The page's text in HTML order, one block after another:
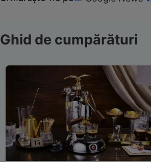
Ghid de cumpărături